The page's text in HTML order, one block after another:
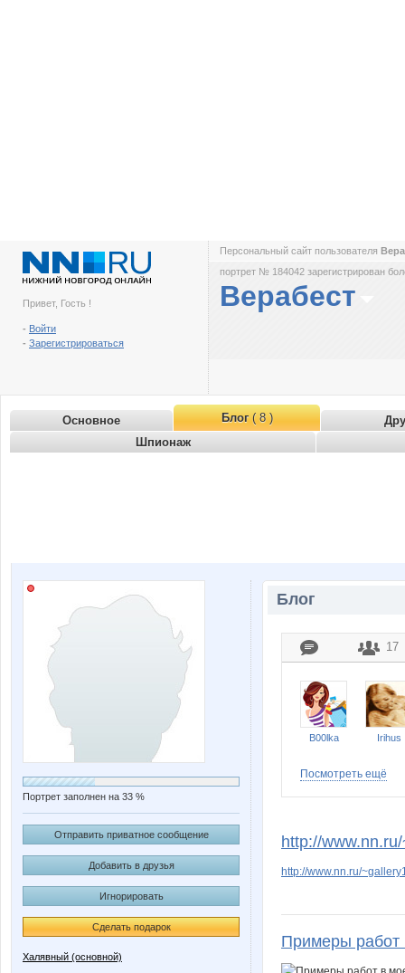
Привет, Гость !
- Войти
- Зарегистрироваться
Персональный сайт пользователя
портрет № 184042 зарегистрирован
Верабест
Основное Блог( 8 )
Шпионаж
Портрет заполнен на 33 %
Отправить приватное сообщение
Добавить в друзья
Игнорировать
Сделать подарок
Халявный (основной)
Блог
17
B00lka Irihus
Посмотреть ещё
http://
http://www.nn.ru/
Примеры работ